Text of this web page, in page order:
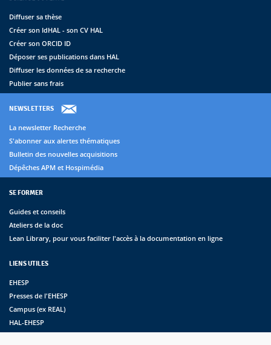
Diffuser sa thèse
Créer son IdHAL - son CV HAL
Créer son ORCID ID
Déposer ses publications dans HAL
Diffuser les données de sa recherche
Publier sans frais
NEWSLETTERS
La newsletter Recherche
S'abonner aux alertes thématiques
Bulletin des nouvelles acquisitions
Dépêches APM et Hospimédia
SE FORMER
Guides et conseils
Ateliers de la doc
Lean Library, pour vous faciliter l'accès à la documentation en ligne
LIENS UTILES
EHESP
Presses de l'EHESP
Campus (ex REAL)
HAL-EHESP